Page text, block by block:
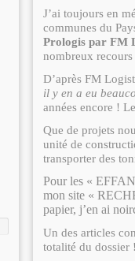
J’ai toujours en
communes du
Prologis par FM
nombreux recours
D’après FM
il y en a eu
années encore !
Que de projets
unité de
transporter des
Pour les «
mon site «
papier, j’en ai
Un des articles
totalité du dossier !